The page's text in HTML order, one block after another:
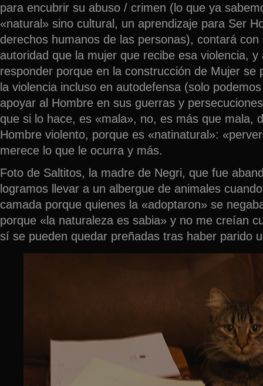
para encubrir su abuso / crimen (lo que ya
«natural» sino cultural, un aprendizaje para Ser
derechos humanos de las personas), contará con
autoridad que la mujer que recibe esa violencia,
responder porque en la construcción de Mujer se
la violencia incluso en autodefensa (solo
apoyar al Hombre en sus guerras y
que si lo hace, es «mala», no, es más que mala,
Hombre violento, porque es «natinatural»:
merece lo que le ocurra y más.
Foto de Saltitos, la madre de Negri, que fue
logramos llevar a un albergue de animales
camada porque quienes la «adoptaron» se
porque «la naturaleza es sabia» y no me creían
sí se pueden quedar preñadas tras haber parido